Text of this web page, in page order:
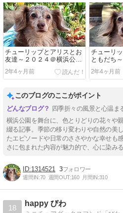
チューリップとアリスとお
友達～２０２４＠横浜公園
②
2年4ヶ月前
チューリ
ともだち
①☆
2年4ヶ月前
このブログのここがポイント
四季折々の風景と心温ま
横浜公園を舞台に、色とりどりの花々や
綴る記事。季節の移り変わりや自然の美
たエピソードや日常のささやかな幸せも
さに包まれた内容が魅力的で、心に染み
1314521 3
週間IN:70 週間OUT:160 月間IN:310
18
happy びわ